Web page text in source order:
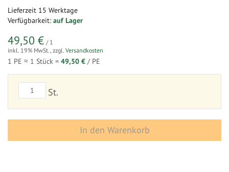
Lieferzeit 15 Werktage
Verfügbarkeit: auf Lager
49,50 € / 1
inkl. 19% MwSt., zzgl. Versandkosten
1 PE ≈ 1 Stück = 49,50 € / PE
St.
In den Warenkorb